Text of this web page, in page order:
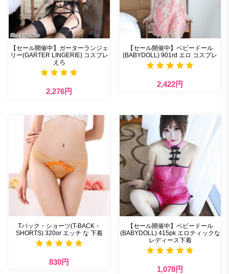
【セール開催中】ガーターランジェ
リー(GARTER LINGERIE) コスプレ
えろ
2,276円
【セール開催中】ベビードール
(BABYDOLL) 901rd エロ コスプレ
2,422円
Tバック・ショーツ(T-BACK・
SHORTS) 320or エッチ な 下着
830円
【セール開催中】ベビードール
(BABYDOLL) 415pk エロティックな
レディース下着
1,078円